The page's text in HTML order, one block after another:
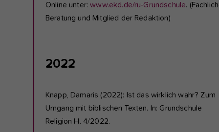
Online unter:www.ekd.de/ru-Grundschule.
Beratung und Mitglied der Redaktion)
2022
Knapp, Damaris (2022): Ist das wirklich wahr? Zum
Umgang mit biblischen Texten. In: Grundschule
Religion H. 4/2022.